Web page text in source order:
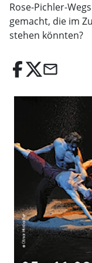
Rose-Pichler-
gemacht, die im
stehen könnten?
email